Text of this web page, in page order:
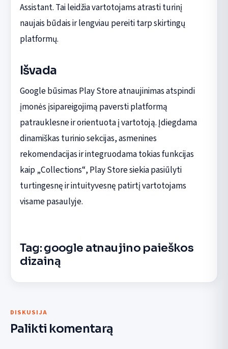
Assistant. Tai leidžia vartotojams atrasti turinį
naujais būdais ir lengviau pereiti tarp skirtingų
platformų.
Išvada
Google būsimas Play Store atnaujinimas atspindi
įmonės įsipareigojimą paversti platformą
patrauklesne ir orientuota į vartotoją. Įdiegdama
dinamiškas turinio sekcijas, asmenines
rekomendacijas ir integruodama tokias funkcijas
kaip „Collections“, Play Store siekia pasiūlyti
turtingesnę ir intuityvesnę patirtį vartotojams
visame pasaulyje.
Tag: google atnaujino paieškos
dizainą
DISKUSIJA
Palikti komentarą